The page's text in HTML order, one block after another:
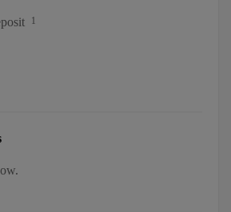
1